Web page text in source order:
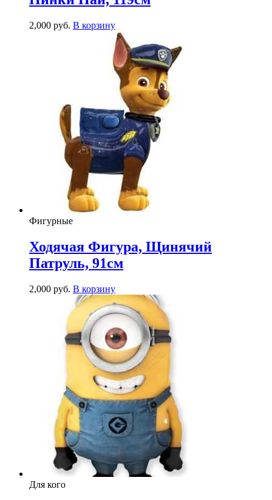
2,000 руб. В корзину
Фигурные
Ходячая Фигура, Щинячий
Патруль, 91см
2,000 руб. В корзину
Для кого